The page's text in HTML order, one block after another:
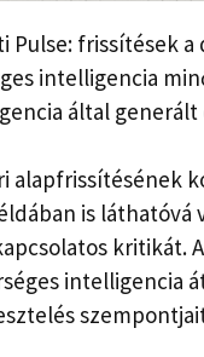
Pulse: frissítések
intelligencia
által
alapfrissítésének
is láthatóvá
kritikát.
intelligencia